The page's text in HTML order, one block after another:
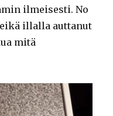
ilmeisesti. No
illalla auttanut
mitä